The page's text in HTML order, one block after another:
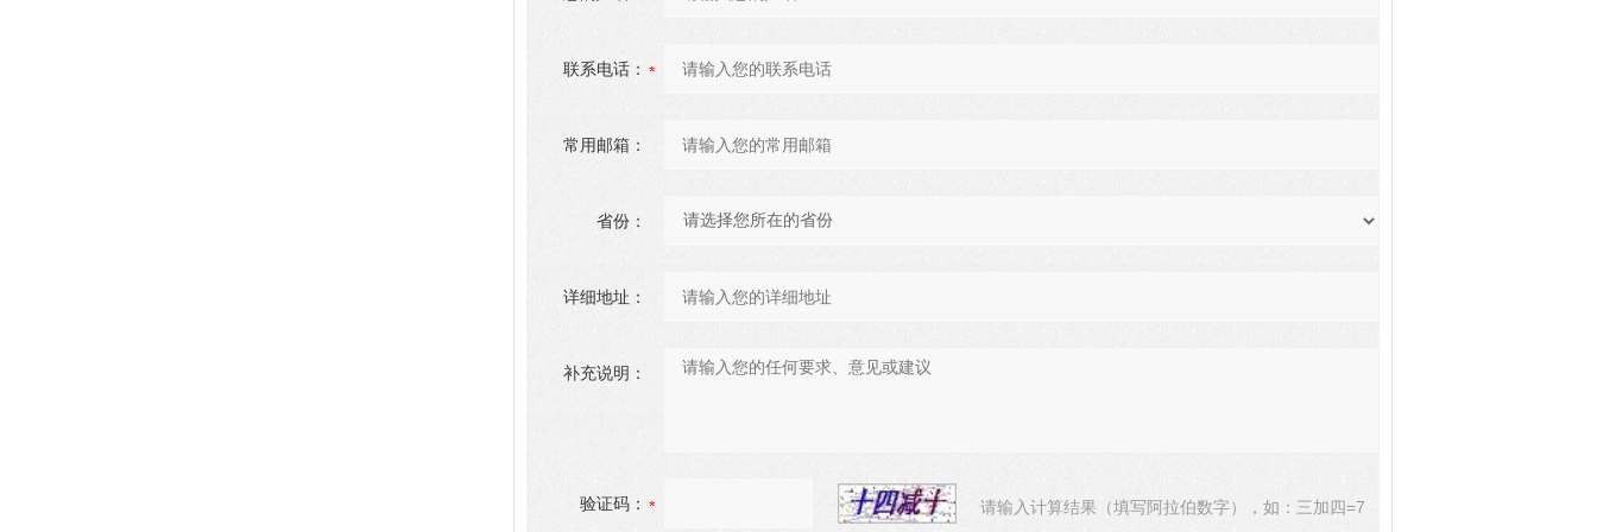
联系电话：
常用邮箱：
省份：
详细地址：
补充说明：
验证码： 请输入计算结果（填写阿拉伯数字），如：三加四=7